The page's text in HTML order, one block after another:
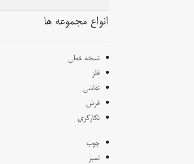
انواع مجموعه ها
نسخه خطی
فلز
نقاشی
فرش
نگارگری
چوب
تمبر